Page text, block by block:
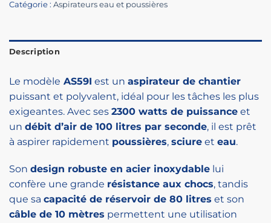
Catégorie : Aspirateurs eau et poussières
Description
Le modèle AS59I est un aspirateur de chantier
puissant et polyvalent, idéal pour les tâches les plus
exigeantes. Avec ses 2300 watts de puissance et
un débit d’air de 100 litres par seconde, il est prêt
à aspirer rapidement poussières, sciure et eau.
Son design robuste en acier inoxydable lui
confère une grande résistance aux chocs, tandis
que sa capacité de réservoir de 80 litres et son
câble de 10 mètres permettent une utilisation